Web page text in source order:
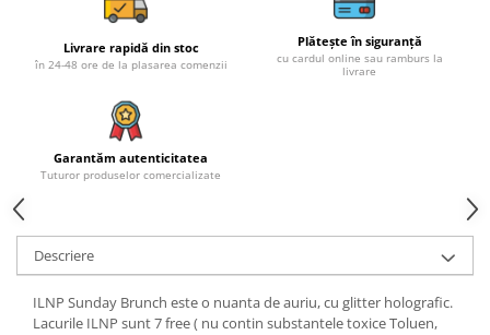
Livrare rapidă din stoc
în 24-48 ore de la plasarea comenzii
Plătește în siguranță
cu cardul online sau ramburs la
livrare
Garantăm autenticitatea
Tuturor produselor comercializate
Descriere
ILNP Sunday Brunch este o nuanta de auriu, cu glitter holografic.
Lacurile ILNP sunt 7 free ( nu contin substantele toxice Toluen,